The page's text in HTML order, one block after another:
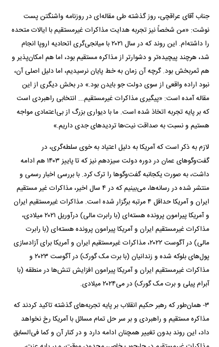
جناب آقای عراقچی، روز گذشته طی مقاله‌ای در روزنامه واشنگتن پست
نوشت: «من شخصاً نیز تجربه هدایت مذاکرات غیرمستقیم با ایالات متحده
را داشته‌ام. این روند که در سال ۲۰۲۱ با میانجی‌گری اتحادیه اروپا انجام
شد، هرچند پیچیده‌تر و دشوارتر از مذاکره مستقیم بود، اما هم امکان‌پذیر و
هم ثمربخش بود. گرچه آن زمان به خط پایان نرسیدیم، اما دلیل اصلی آن،
نبود اراده واقعی از سوی دولت جو بایدن بود.» در بخش دیگری از این
مقاله آمده است: «پیگیری مذاکرات غیرمستقیم... انتخابی راهبردی است
که بر پایه تجربه اتخاذ شده است. ما با دیواری بزرگ از بی‌اعتمادی مواجه
هستیم و نسبت به صداقت نیت‌ها تردید‌های جدی داریم.»
لازم به ذکر است که آمریکا به دلیل اعتیاد به خوی سلطه‌گری، در
گفت‌و‌گو‌های عمان در دوره دولت سیزدهم نیز که تا پاییز ۱۴۰۳ هم ادامه
داشت، به صورت یکجانبه گفت‌و‌گو‌ها را ترک کرد. با بررسی اخبار رسمی و
منتشر شده در رسانه‌ها، می‌بینیم که در ۴ سال اخیر، مذاکرات غیر مستقیم
ایران و آمریکا حداقل ۴ مرتبه برگزار شده است. مذاکرات غیرمستقیم ایران
و آمریکا پیرامون پرونده هسته‌ای (با رابرت مالی) در‌آوریل ۲۰۲۱ میلادی،
مذاکرات غیرمستقیم ایران و آمریکا پیرامون پرونده هسته‌ای (با رابرت
مالی) در آگوست ۲۰۲۲، مذاکرات غیرمستقیم ایران و آمریکا برای آزادسازی
پول‌های بلوکه شده و زندانیان (با برت مک گورک) در آگوست ۲۰۲۳ و
مذاکرات غیرمستقیم ایران و آمریکا پیرامون افزایش تنش‌ها در منطقه (با
آبرام پیلی و برت مک گورک) در می‌۲۰۲۴ میلادی.
۳- همان‌طور که رهبر حکیم انقلاب بر پایه تجربه‌های گذشته تاکید کردند که
مذاکره مستقیم و راهبردی و بر سر حل تمام مسائل با آمریکا رخ نخواهد
داد، این روند بدون تغییر همچنان ادامه دارد و در کنار آن و کما فی‌السابق